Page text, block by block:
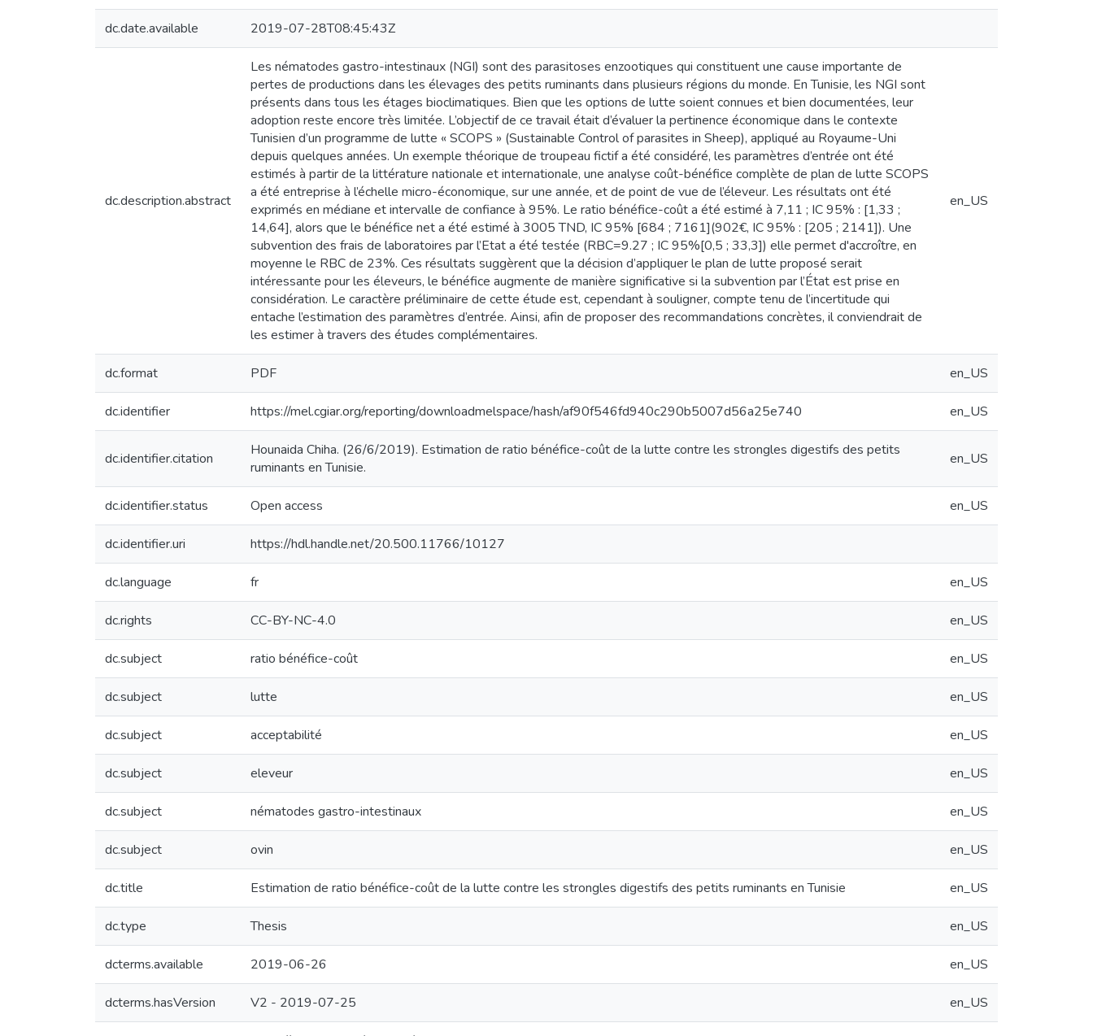
dc.date.available 2019-07-28T08:45:43Z
dc.description.abstract
Les nématodes gastro-intestinaux (NGI) sont des parasitoses enzootiques qui constituent une cause importante de
pertes de productions dans les élevages des petits ruminants dans plusieurs régions du monde. En Tunisie, les NGI sont
présents dans tous les étages bioclimatiques. Bien que les options de lutte soient connues et bien documentées, leur
adoption reste encore très limitée. L’objectif de ce travail était d’évaluer la pertinence économique dans le contexte
Tunisien d’un programme de lutte « SCOPS » (Sustainable Control of parasites in Sheep), appliqué au Royaume-Uni
depuis quelques années. Un exemple théorique de troupeau fictif a été considéré, les paramètres d’entrée ont été
estimés à partir de la littérature nationale et internationale, une analyse coût-bénéfice complète de plan de lutte SCOPS
a été entreprise à l’échelle micro-économique, sur une année, et de point de vue de l’éleveur. Les résultats ont été
exprimés en médiane et intervalle de confiance à 95%. Le ratio bénéfice-coût a été estimé à 7,11 ; IC 95% : [1,33 ;
14,64], alors que le bénéfice net a été estimé à 3005 TND, IC 95% [684 ; 7161](902€, IC 95% : [205 ; 2141]). Une
subvention des frais de laboratoires par l’Etat a été testée (RBC=9.27 ; IC 95%[0,5 ; 33,3]) elle permet d'accroître, en
moyenne le RBC de 23%. Ces résultats suggèrent que la décision d’appliquer le plan de lutte proposé serait
intéressante pour les éleveurs, le bénéfice augmente de manière significative si la subvention par l’État est prise en
considération. Le caractère préliminaire de cette étude est, cependant à souligner, compte tenu de l’incertitude qui
entache l’estimation des paramètres d’entrée. Ainsi, afin de proposer des recommandations concrètes, il conviendrait de
les estimer à travers des études complémentaires.
en_US
dc.format PDF en_US
dc.identifier https://mel.cgiar.org/reporting/downloadmelspace/hash/af90f546fd940c290b5007d56a25e740 en_US
dc.identifier.citation
Hounaida Chiha. (26/6/2019). Estimation de ratio bénéfice-coût de la lutte contre les strongles digestifs des petits
ruminants en Tunisie.
en_US
dc.identifier.status Open access en_US
dc.identifier.uri https://hdl.handle.net/20.500.11766/10127
dc.language fr en_US
dc.rights CC-BY-NC-4.0 en_US
dc.subject ratio bénéfice-coût en_US
dc.subject lutte en_US
dc.subject acceptabilité en_US
dc.subject eleveur en_US
dc.subject nématodes gastro-intestinaux en_US
dc.subject ovin en_US
dc.title Estimation de ratio bénéfice-coût de la lutte contre les strongles digestifs des petits ruminants en Tunisie en_US
dc.type Thesis en_US
dcterms.available 2019-06-26 en_US
dcterms.hasVersion V2 - 2019-07-25 en_US